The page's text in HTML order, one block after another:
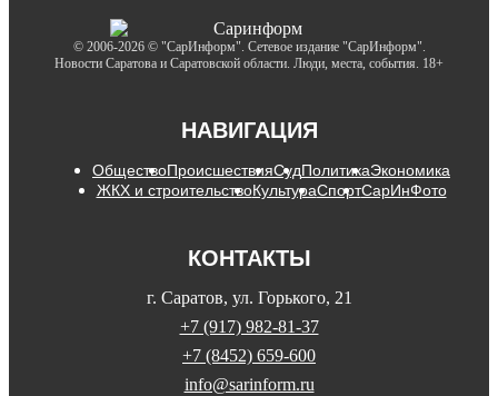
© 2006-2026 © "СарИнформ". Сетевое издание "СарИнформ".
Новости Саратова и Саратовской области. Люди, места, события. 18+
НАВИГАЦИЯ
ОбществоПроисшествияСудПолитикаЭкономика
ЖКХ и строительствоКультураСпортСарИнФото
КОНТАКТЫ
г. Саратов, ул. Горького, 21
+7 (917) 982-81-37
+7 (8452) 659-600
info@sarinform.ru